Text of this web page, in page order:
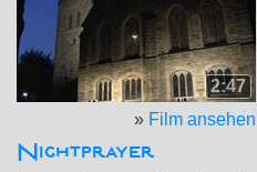
2:47
» Film ansehen
Nightprayer